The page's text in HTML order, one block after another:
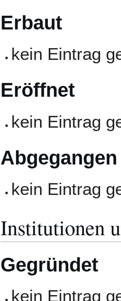
Erbaut
kein Eintrag
Eröffnet
kein Eintrag
Abgegangen
kein Eintrag
Institutionen
Gegründet
kein Eintrag